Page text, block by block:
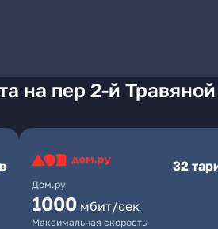
на пер 2-й
Дом.ру
32
1000 мбит/сек
Максимальная скорость